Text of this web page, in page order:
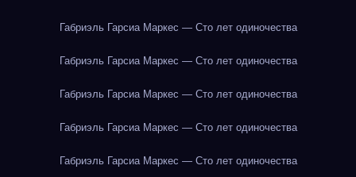
Габриэль Гарсиа Маркес — Сто лет одиночества
Габриэль Гарсиа Маркес — Сто лет одиночества
Габриэль Гарсиа Маркес — Сто лет одиночества
Габриэль Гарсиа Маркес — Сто лет одиночества
Габриэль Гарсиа Маркес — Сто лет одиночества